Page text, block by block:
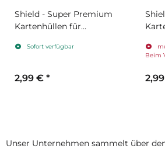
Shield - Super Premium
Kartenhüllen für
mmSofort verfügbar
2,99 € *
mm
Beim
Unser Unternehmen sammelt über